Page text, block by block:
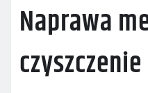
Naprawa
czyszczenie